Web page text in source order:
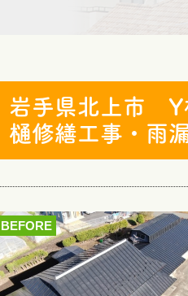
岩手県北上市 Y
樋修繕工事・雨
BEFORE